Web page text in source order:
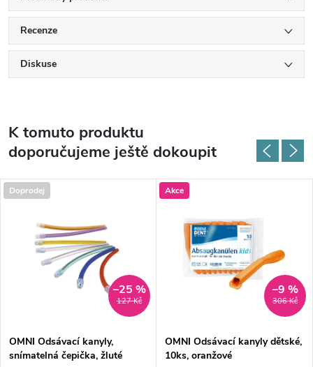
Recenze
Diskuse
K tomuto produktu
doporučujeme ještě dokoupit
Doprodej
127 Kč
–25 %
OMNI Odsávací kanyly,
snímatelná čepička, žluté
Akce
306 Kč
–9 %
OMNI Odsávací kanyly dětské,
10ks, oranžové